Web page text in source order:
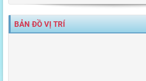
BẢN ĐỒ VỊ TRÍ